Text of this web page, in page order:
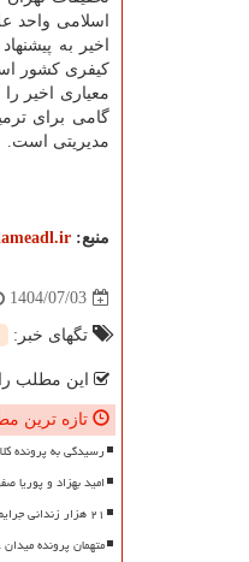
اسلامی واحد
اخیر به
کیفری کشور
معیاری اخیر
گامی برای
مدیریتی است.
منبع:
1404/07/03
تگهای خبر:
این مطلب
تازه ترین
رسیدگی به پرونده
امید بهزاد و پوریا
۲۱ هزار زندانی جرایم غیرعمد در انتظار آزادی هستند
متهمان پرونده